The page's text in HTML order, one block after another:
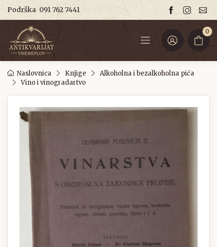
Podrška 091 762 7441
0
Naslovnica Knjige
Alkoholna i bezalkoholna pića
Vino i vinogradartvo